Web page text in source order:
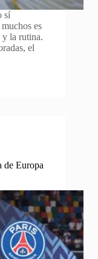
sí
es
y la rutina.
el
de Europa